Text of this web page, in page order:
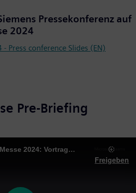
Pressekonferenz auf
2024
Press conference Slides (EN)
Pre-Briefing
Pre-Briefing Hannover Messe 2024: Vortrag Dirk Didascalou (DE)
Freigeben